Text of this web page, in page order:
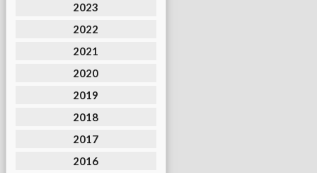
2023
2022
2021
2020
2019
2018
2017
2016